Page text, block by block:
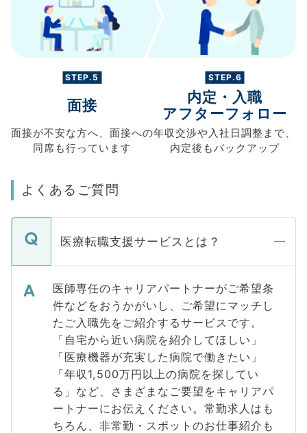
STEP.5
面接
面接が不安な方へ、 面接への
同席も行っています
STEP.6
内定・入職
アフターフォロー
年収交渉や入社日調整まで、
内定後もバックアップ
よくあるご質問
医療転職支援サービスとは？
医師専任のキャリアパートナーがご希望条
件などをおうかがいし、ご希望にマッチし
たご入職先をご紹介するサービスです。
「自宅から近い病院を紹介してほしい」
「医療機器が充実した病院で働きたい」
「年収1,500万円以上の病院を探してい
る」など、さまざまなご要望をキャリアパ
ートナーにお伝えください。常勤求人はも
ちろん、非常勤・スポットのお仕事紹介も